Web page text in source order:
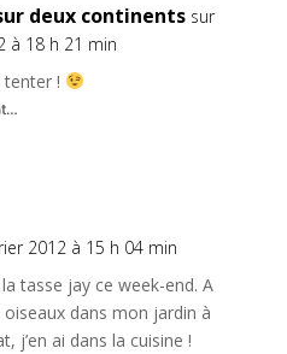
deux continents sur
à 18 h 21 min
!
2012 à 15 h 04 min
tasse jay ce week-end. A
oiseaux dans mon jardin à
j’en ai dans la cuisine !